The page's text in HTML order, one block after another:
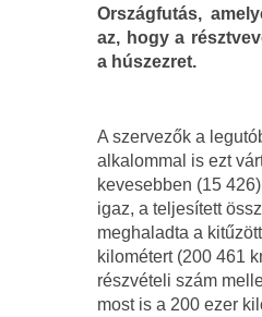
Országfutás,
az, hogy a
a húszezret.
A szervezők a
alkalommal is ezt
kevesebben (15
igaz, a teljesített
meghaladta a
kilométert (200 461
részvételi szám
most is a 200 ezer